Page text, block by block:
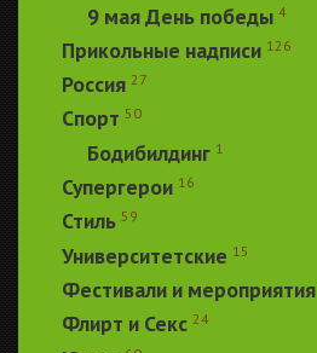
9 мая День победы 4
Прикольные надписи 126
Россия 27
Спорт 50
Бодибилдинг 1
Супергерои 16
Стиль 59
Университетские 15
Фестивали и мероприятия
Флирт и Секс 24